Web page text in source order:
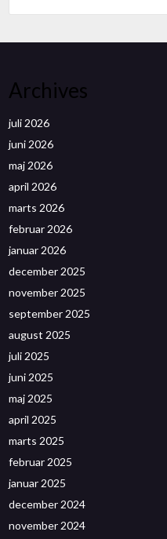
Archives
juli 2026
juni 2026
maj 2026
april 2026
marts 2026
februar 2026
januar 2026
december 2025
november 2025
september 2025
august 2025
juli 2025
juni 2025
maj 2025
april 2025
marts 2025
februar 2025
januar 2025
december 2024
november 2024